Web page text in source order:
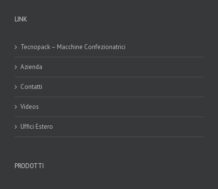
LINK
Tecnopack – Macchine Confezionatrici
Azienda
Contatti
Videos
Uffici Estero
PRODOTTI